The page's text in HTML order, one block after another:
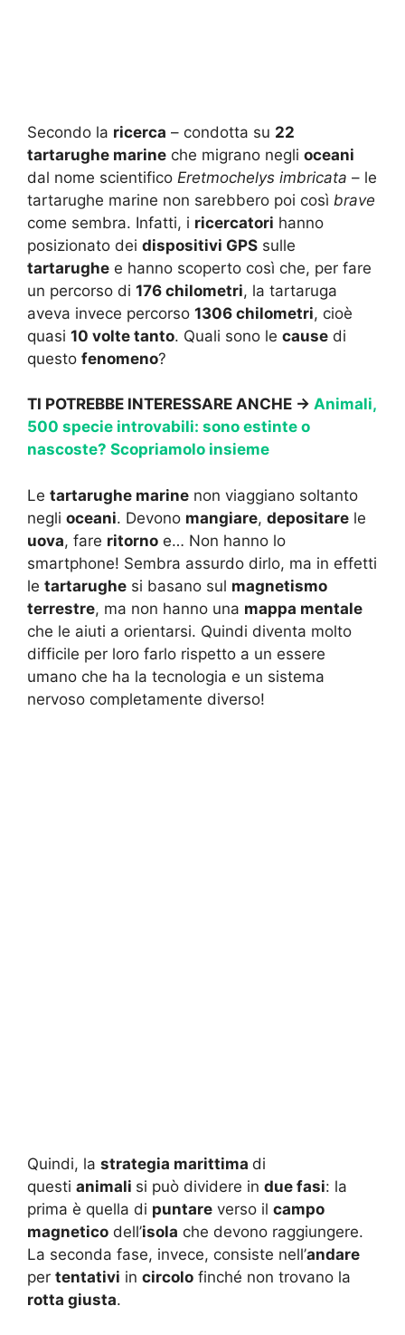
Secondo la ricerca – condotta su 22
tartarughe marine che migrano negli oceani
dal nome scientifico Eretmochelys imbricata – le
tartarughe marine non sarebbero poi così brave
come sembra. Infatti, i ricercatori hanno
posizionato dei dispositivi GPS sulle
tartarughe e hanno scoperto così che, per fare
un percorso di 176 chilometri, la tartaruga
aveva invece percorso 1306 chilometri, cioè
quasi 10 volte tanto. Quali sono le cause di
questo fenomeno?
TI POTREBBE INTERESSARE ANCHE -> Animali,
500 specie introvabili: sono estinte o
nascoste? Scopriamolo insieme
Le tartarughe marine non viaggiano soltanto
negli oceani. Devono mangiare, depositare le
uova, fare ritorno e… Non hanno lo
smartphone! Sembra assurdo dirlo, ma in effetti
le tartarughe si basano sul magnetismo
terrestre, ma non hanno una mappa mentale
che le aiuti a orientarsi. Quindi diventa molto
difficile per loro farlo rispetto a un essere
umano che ha la tecnologia e un sistema
nervoso completamente diverso!
Quindi, la strategia marittima di
questi animali si può dividere in due fasi: la
prima è quella di puntare verso il campo
magnetico dell’isola che devono raggiungere.
La seconda fase, invece, consiste nell’andare
per tentativi in circolo finché non trovano la
rotta giusta.